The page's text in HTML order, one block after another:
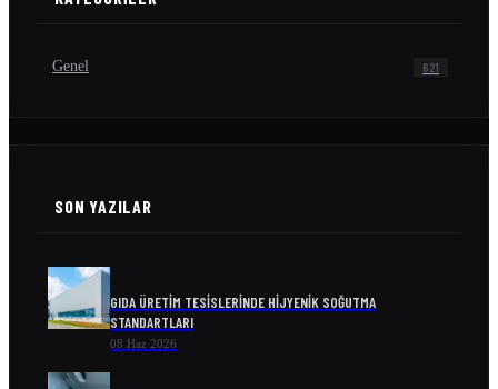
Genel 621
SON YAZILAR
GIDA ÜRETIM TESISLERINDE HIJYENIK SOĞUTMA
STANDARTLARI
08 Haz 2026